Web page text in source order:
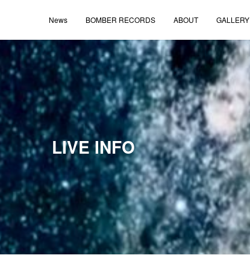
News BOMBER RECORDS ABOUT GALLERY
LIVE INFO